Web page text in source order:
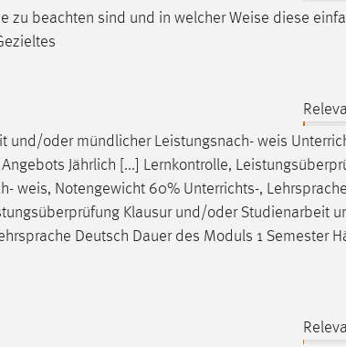
zu beachten sind und in welcherWeise diese
und/oder mündlicher Leistungsnach- weis
Jährlich [...] Lernkontrolle,
weis, Notengewicht 60% Unterrichts-,
Klausur und/oder Studienarbeit
Deutsch Dauer des Moduls 1 Semester